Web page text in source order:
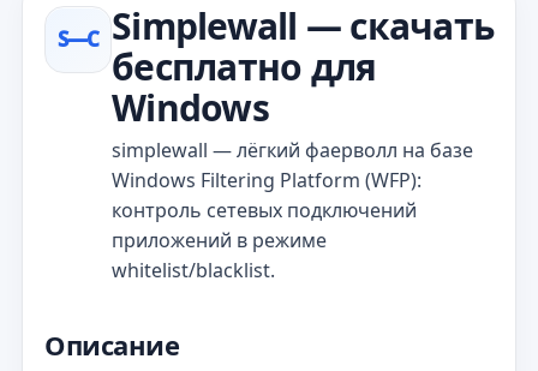
S—С Simplewall — скачать
бесплатно для
Windows
simplewall — лёгкий фаерволл на базе
Windows Filtering Platform (WFP):
контроль сетевых подключений
приложений в режиме
whitelist/blacklist.
Описание